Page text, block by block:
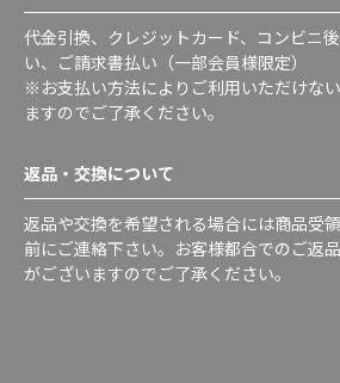
代金引換、クレジットカード、コンビニ
い、ご請求書払い（一部会員様限定）
※お支払い方法によりご利用いただけな
ますのでご了承ください。
返品・交換について
返品や交換を希望される場合には商品受
前にご連絡下さい。お客様都合でのご返
がございますのでご了承ください。